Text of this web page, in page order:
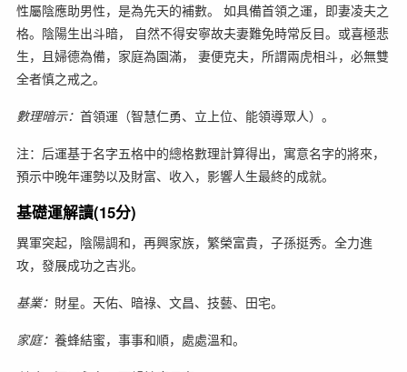
性屬陰應助男性，是為先天的補數。 如具備首領之運，即妻凌夫之
格。陰陽生出斗暗， 自然不得安寧故夫妻難免時常反目。或喜極悲
生，且婦德為備，家庭為園滿， 妻便克夫，所謂兩虎相斗，必無雙
全者慎之戒之。
數理暗示： 首領運（智慧仁勇、立上位、能領導眾人）。
注：后運基于名字五格中的總格數理計算得出，寓意名字的將來，
預示中晚年運勢以及財富、收入，影響人生最終的成就。
基礎運解讀(15分)
異軍突起，陰陽調和，再興家族，繁榮富貴，子孫挺秀。全力進
攻，發展成功之吉兆。
基業： 財星。天佑、暗祿、文昌、技藝、田宅。
家庭： 養蜂結蜜，事事和順，處處溫和。